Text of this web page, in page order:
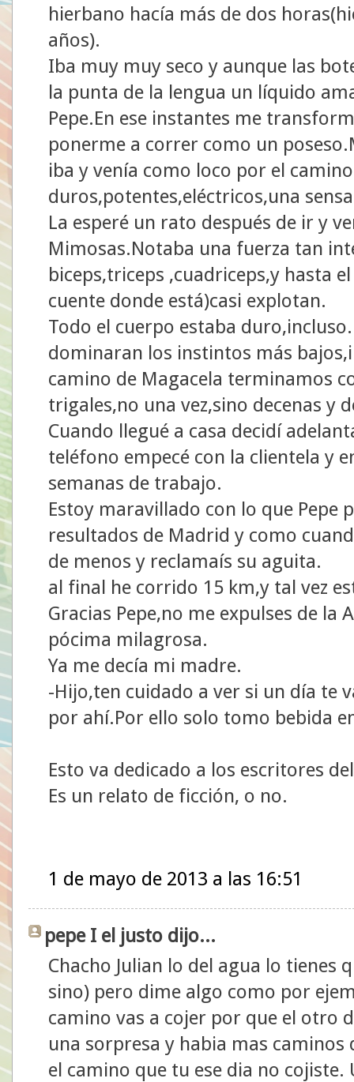
hierbano hacía más de dos
años).
Iba muy muy seco y aunque las
la punta de la lengua un líquido
Pepe.En ese instantes me
ponerme a correr como un
iba y venía como loco por el
duros,potentes,eléctricos,una
La esperé un rato después de ir y
Mimosas.Notaba una fuerza tan
biceps,triceps ,cuadriceps,y hasta
cuente donde está)casi explotan.
Todo el cuerpo estaba
dominaran los instintos más
camino de Magacela terminamos
trigales,no una vez,sino decenas y
Cuando llegué a casa decidí
teléfono empecé con la clientela y
semanas de trabajo.
Estoy maravillado con lo que Pepe
resultados de Madrid y como
de menos y reclamaís su aguita.
al final he corrido 15 km,y tal vez
Gracias Pepe,no me expulses de
pócima milagrosa.
Ya me decía mi madre.
-Hijo,ten cuidado a ver si un día te
por ahí.Por ello solo tomo bebida
Esto va dedicado a los escritores
Es un relato de ficción, o no.
1 de mayo de 2013 a las 16:51
pepe I el justo dijo...
Chacho Julian lo del agua lo tienes
sino) pero dime algo como por
camino vas a cojer por que el otro
una sorpresa y habia mas
el camino que tu ese dia no